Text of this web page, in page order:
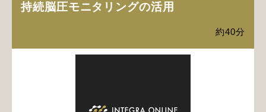
持続脳圧モニタリングの活用
約40分